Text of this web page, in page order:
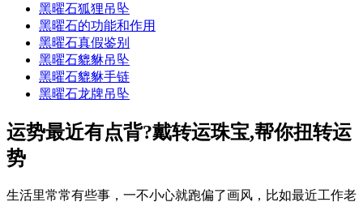
黑曜石狐狸吊坠
黑曜石的功能和作用
黑曜石真假鉴别
黑曜石貔貅吊坠
黑曜石貔貅手链
黑曜石龙牌吊坠
运势最近有点背?戴转运珠宝,帮你扭转运
势
生活里常常有些事，一不小心就跑偏了画风，比如最近工作老